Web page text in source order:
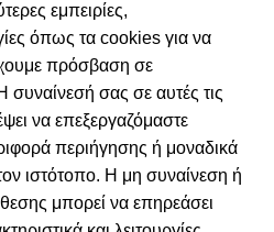
εμπειρίες,
όπως τα cookies για να
πρόσβαση σε
σας σε αυτές τις
να επεξεργαζόμαστε
περιήγησης ή μοναδικά
ιστότοπο. Η μη συναίνεση ή
μπορεί να επηρεάσει